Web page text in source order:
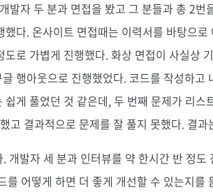
발자 두 분과 면접을 봤고 그 분들과 총 2번
다. 온사이트 면접때는 이력서를 바탕으
로 가볍게 진행했다. 화상 면접이 사실상
행아웃으로 진행했었다. 코드를 작성하고
게 풀었던 것 같은데, 두 번째 문제가 리스
고 결과적으로 문제를 잘 풀지 못했다. 결과
. 개발자 세 분과 인터뷰를 약 한시간 반 정
를 어떻게 하면 더 좋게 개선할 수 있는지를